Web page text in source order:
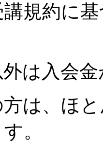
規約に
は入会
は、ほ
。